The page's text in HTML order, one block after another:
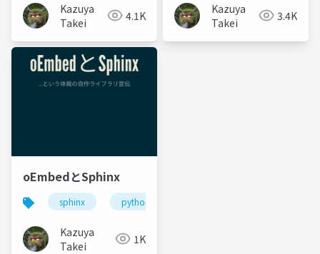
Kazuya
Takei
4.1K
Kazuya
Takei
3.4K
oEmbedとSphinx
sphinx python
Kazuya
Takei
1K